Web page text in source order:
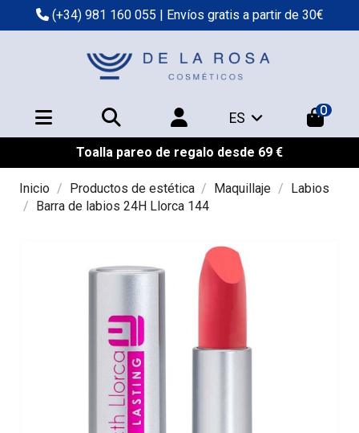
(+34) 981 160 055 | Envíos gratis a partir de 30€
ES 0
Toalla pareo de regalo desde 69 €
Inicio Productos de estética Maquillaje
Labios
Barra de labios 24H Llorca 144